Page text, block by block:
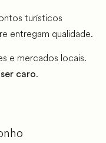
turísticos
entregam qualidade.
e mercados locais.
caro.